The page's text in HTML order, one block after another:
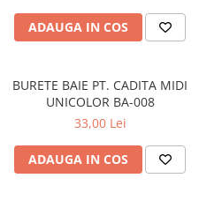
ADAUGA IN COS
BURETE BAIE PT. CADITA MIDI
UNICOLOR BA-008
33,00 Lei
ADAUGA IN COS